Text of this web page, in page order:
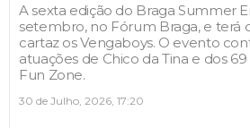
A sexta edição do Braga Summer
setembro, no Fórum Braga, e terá
cartaz os Vengaboys. O evento
atuações de Chico da Tina e dos
Fun Zone.
30 de Julho, 2026, 17:20